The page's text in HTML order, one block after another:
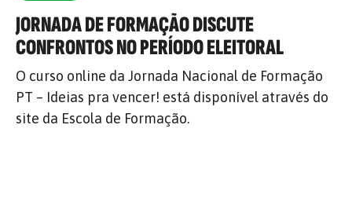
JORNADA DE FORMAÇÃO DISCUTE
CONFRONTOS NO PERÍODO ELEITORAL
O curso online da Jornada Nacional de Formação
PT – Ideias pra vencer! está disponível através do
site da Escola de Formação.